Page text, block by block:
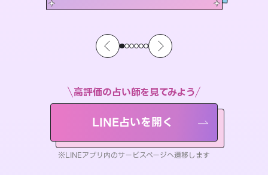
高評価の占い師を見てみよう
LINE占いを開く
※LINEアプリ内のサービスページへ遷移します